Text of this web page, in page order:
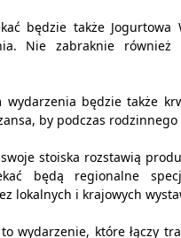
będzie także
Nie zabraknie
wydarzenia będzie także
by podczas
swoje stoiska rozstawią
będą regionalne
lokalnych i krajowych
wydarzenie, które łączy